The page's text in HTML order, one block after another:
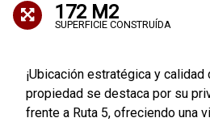
172 M2
SUPERFICIE CONSTRUÍDA
¡Ubicación estratégica y calidad
propiedad se destaca por su
frente a Ruta 5, ofreciendo una